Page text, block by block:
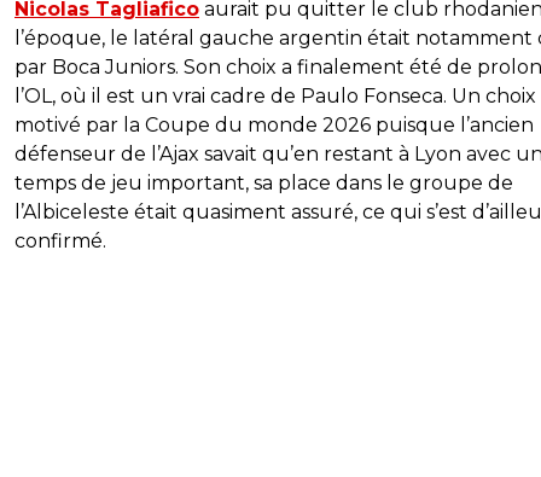
Nicolas Tagliafico aurait pu quitter le club
l’époque, le latéral gauche argentin était notamment
par Boca Juniors. Son choix a finalement été de
l’OL, où il est un vrai cadre de Paulo Fonseca. Un choix
motivé par la Coupe du monde 2026 puisque l’ancien
défenseur de l’Ajax savait qu’en restant à Lyon avec
temps de jeu important, sa place dans le groupe de
l’Albiceleste était quasiment assuré, ce qui s’est
confirmé.